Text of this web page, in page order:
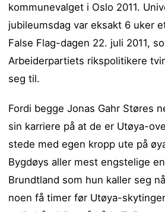
kommunevalget i Oslo 2011.
jubileumsdag var eksakt 6 uker
False Flag-dagen 22. juli 2011,
Arbeiderpartiets rikspolitikere
seg til.
Fordi begge Jonas Gahr Støres
sin karriere på at de er Utøya-
stede med egen kropp ute på
Bygdøys aller mest engstelige
Brundtland som hun kaller seg
noen få timer før Utøya-